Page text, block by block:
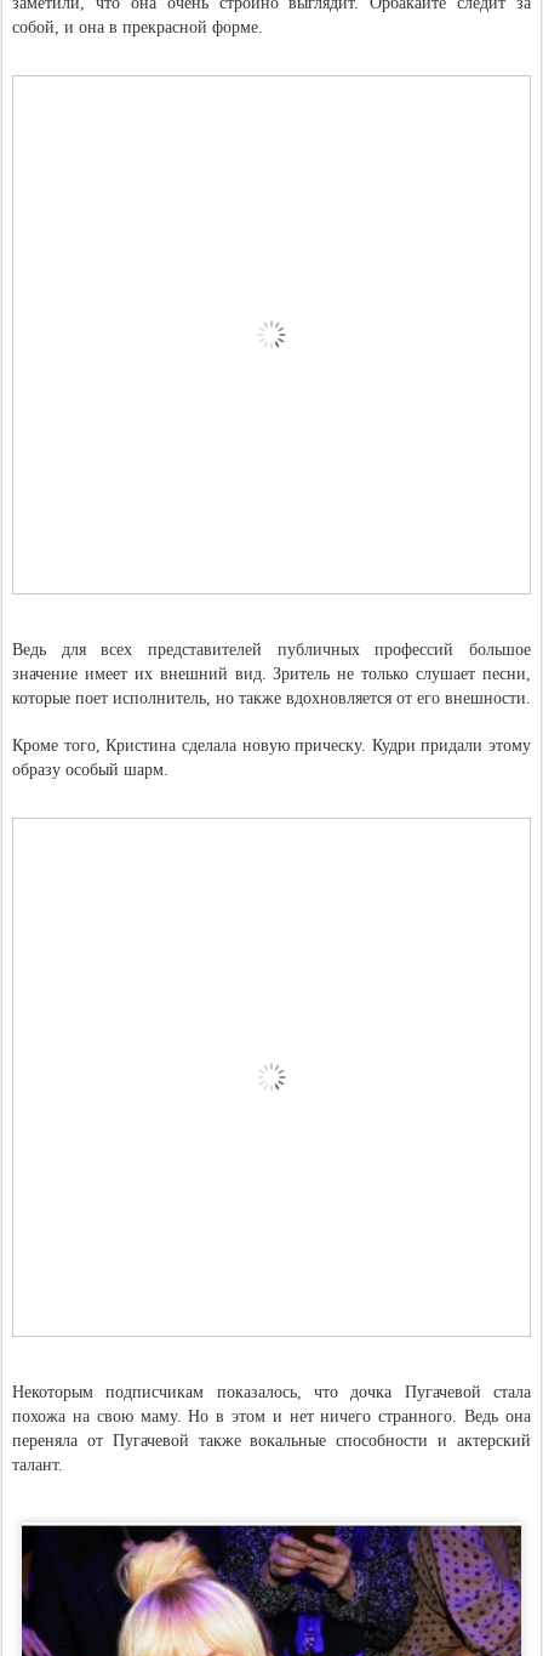
собой, и она в прекрасной форме.
Ведь для всех представителей публичных профессий большое
значение имеет их внешний вид. Зритель не только слушает песни,
которые поет исполнитель, но также вдохновляется от его внешности.
Кроме того, Кристина сделала новую прическу. Кудри придали этому
образу особый шарм.
Некоторым подписчикам показалось, что дочка Пугачевой стала
похожа на свою маму. Но в этом и нет ничего странного. Ведь она
переняла от Пугачевой также вокальные способности и актерский
талант.